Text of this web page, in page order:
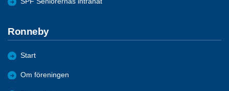
Ronneby
Start
Om föreningen